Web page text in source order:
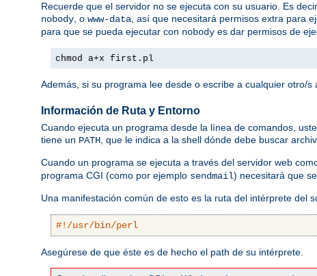
Recuerde que el servidor no se ejecuta con su usuario. Es
nobody , o www-data , así que necesitará permisos extra para
para que se pueda ejecutar con nobody es dar permisos de
chmod a+x first.pl
Además, si su programa lee desde o escribe a cualquier otro/
Información de Ruta y Entorno
Cuando ejecuta un programa desde la línea de comandos,
tiene un PATH, que le indica a la shell dónde debe buscar
Cuando un programa se ejecuta a través del servidor web
programa CGI (como por ejemplo sendmail) necesitará que
Una manifestación común de esto es la ruta del intérprete del
#!/usr/bin/perl
Asegúrese de que éste es de hecho el path de su intérprete.